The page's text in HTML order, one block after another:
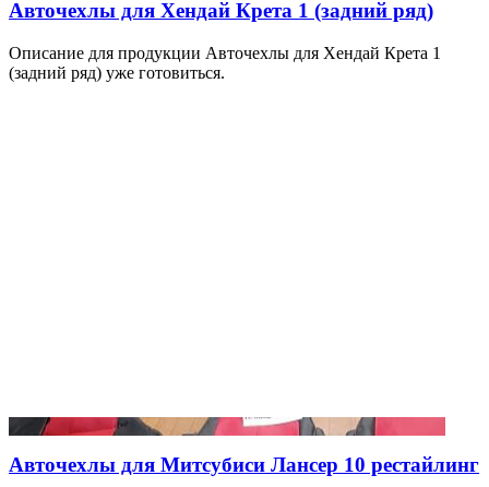
Авточехлы для Хендай Крета 1 (задний ряд)
Описание для продукции Авточехлы для Хендай Крета 1
(задний ряд) уже готовиться.
Авточехлы для Митсубиси Лансер 10 рестайлинг